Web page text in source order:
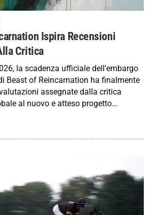
Ispira Recensioni
Critica
la scadenza ufficiale dell’embargo
Beast of Reincarnation ha finalmente
assegnate dalla critica
al nuovo e atteso progetto…